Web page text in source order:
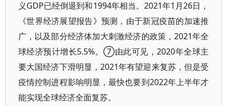
义GDP已经倒退到和1994年相当。2021年1月26日，
《世界经济展望报告》预测，由于新冠疫苗的加速推
广，以及部分经济体加大刺激经济的政策，2021年全
球经济预计增长5.5%。⑦由此可见，2020年全球主
要大国经济下滑明显，2021年有望迎来复苏，但是受
疫情控制进程影响明显，最快也要到2022年上半年才
能实现全球经济全面复苏。